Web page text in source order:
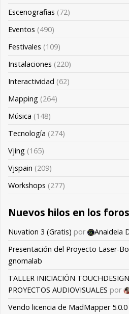
Escenografias (72)
Eventos (490)
Festivales (109)
Instalaciones (220)
Interactividad (62)
Mapping (264)
Música (148)
Tecnología (274)
Vjing (165)
Vjspain (209)
Workshops (277)
Nuevos hilos en los foros
Nuvation 3 (Gratis) por
Anaideia
Presentación del Proyecto Laser-
gnomalab
TALLER INICIACIÓN
PROYECTOS AUDIOVISUALES por
Vendo licencia de MadMapper 5.0.0